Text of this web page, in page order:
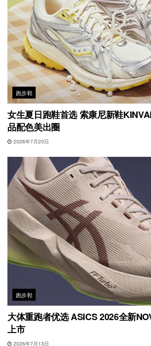
跑步鞋
女生夏日跑鞋首选 索康尼新鞋
品配色美出圈
2026年7月20日
跑步鞋
大体重跑者优选 ASICS 2026全新
上市
2026年7月13日